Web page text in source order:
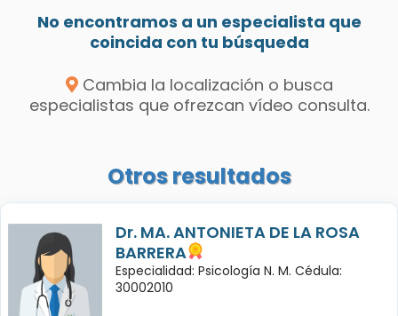
No encontramos a un especialista que
coincida con tu búsqueda
Cambia la localización o busca
especialistas que ofrezcan vídeo consulta.
Otros resultados
Dr. MA. ANTONIETA DE LA ROSA
BARRERA
Especialidad: Psicología N. M. Cédula:
30002010